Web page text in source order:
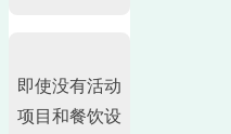
即使没有活动
项目和餐饮设